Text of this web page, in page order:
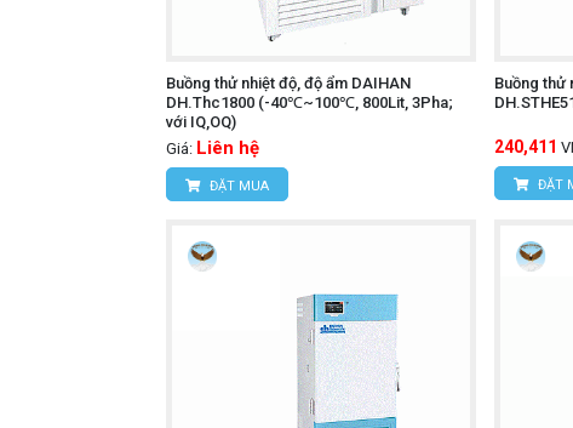
Buồng thử nhiệt độ, độ ẩm DAIHAN
DH.Thc1800 (-40℃~100℃, 800Lit, 3Pha;
với IQ,OQ)
Giá: Liên hệ
ĐẶT MUA
Buồng thử
240,411
ĐẶT